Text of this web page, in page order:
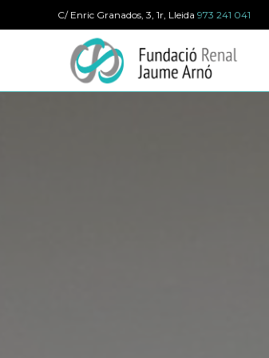
al
C/ Enric Granados, 3, 1r, Lleida 973 241 041